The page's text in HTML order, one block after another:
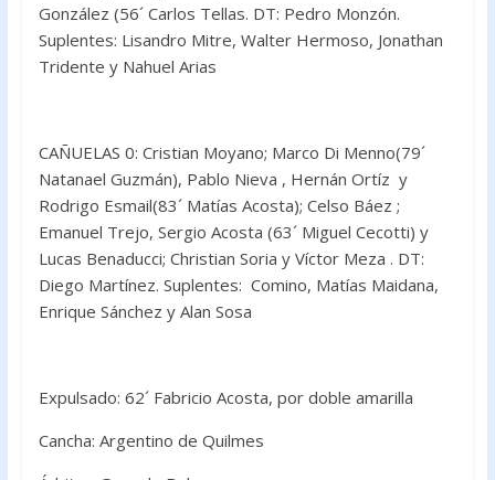
González (56´ Carlos Tellas. DT: Pedro Monzón.
Suplentes: Lisandro Mitre, Walter Hermoso, Jonathan
Tridente y Nahuel Arias
CAÑUELAS 0: Cristian Moyano; Marco Di Menno(79´
Natanael Guzmán), Pablo Nieva , Hernán Ortíz y
Rodrigo Esmail(83´ Matías Acosta); Celso Báez ;
Emanuel Trejo, Sergio Acosta (63´ Miguel Cecotti) y
Lucas Benaducci; Christian Soria y Víctor Meza . DT:
Diego Martínez. Suplentes: Comino, Matías Maidana,
Enrique Sánchez y Alan Sosa
Expulsado: 62´ Fabricio Acosta, por doble amarilla
Cancha: Argentino de Quilmes